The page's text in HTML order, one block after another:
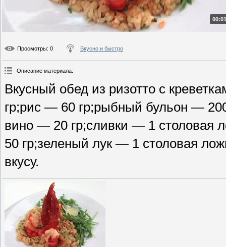
Просмотры: 0 Вкусно и быстро
Описание материала:
Вкусный обед из ризотто с
гр;рис — 60 гр;рыбный бульон —
вино — 20 гр;сливки — 1 столовая
50 гр;зеленый лук — 1 столовая
вкусу.